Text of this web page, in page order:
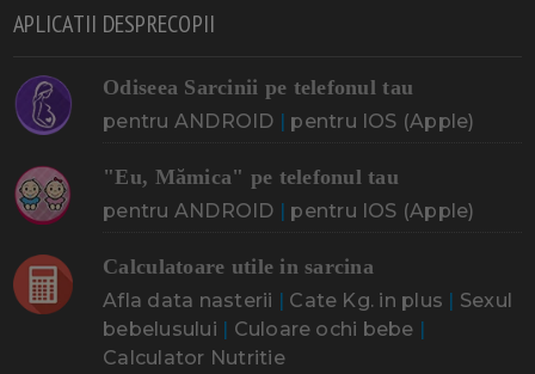
APLICATII DESPRECOPII
Odiseea Sarcinii pe telefonul tau
pentru ANDROID | pentru IOS (Apple)
"Eu, Mămica" pe telefonul tau
pentru ANDROID | pentru IOS (Apple)
Calculatoare utile in sarcina
Afla data nasterii | Cate Kg. in plus | Sexul
bebelusului | Culoare ochi bebe |
Calculator Nutritie